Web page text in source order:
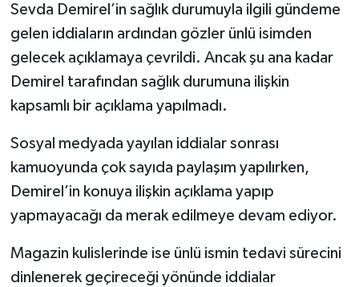
Sevda Demirel’in sağlık durumuyla ilgili gündeme
gelen iddiaların ardından gözler ünlü isimden
gelecek açıklamaya çevrildi. Ancak şu ana kadar
Demirel tarafından sağlık durumuna ilişkin
kapsamlı bir açıklama yapılmadı.
Sosyal medyada yayılan iddialar sonrası
kamuoyunda çok sayıda paylaşım yapılırken,
Demirel’in konuya ilişkin açıklama yapıp
yapmayacağı da merak edilmeye devam ediyor.
Magazin kulislerinde ise ünlü ismin tedavi sürecini
dinlenerek geçireceği yönünde iddialar